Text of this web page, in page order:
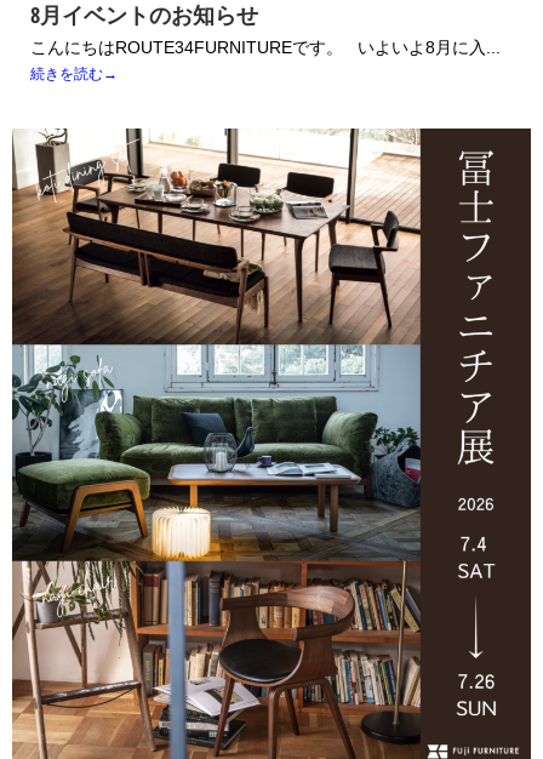
8月イベントのお知らせ
こんにちはROUTE34FURNITUREです。 いよいよ8月に入...
続きを読む→